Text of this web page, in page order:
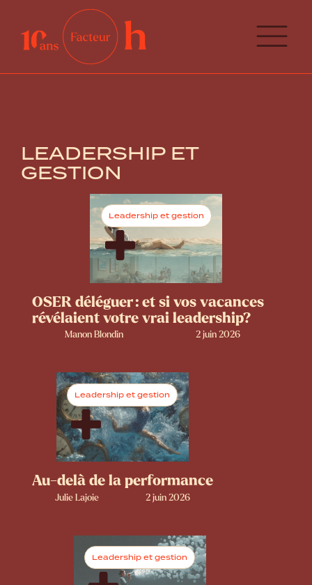
LEADERSHIP ET
GESTION
Leadership et gestion
OSER déléguer : et si vos vacances
révélaient votre vrai leadership?
Manon Blondin 2 juin 2026
Leadership et gestion
Au-delà de la performance
Julie Lajoie 2 juin 2026
Leadership et gestion